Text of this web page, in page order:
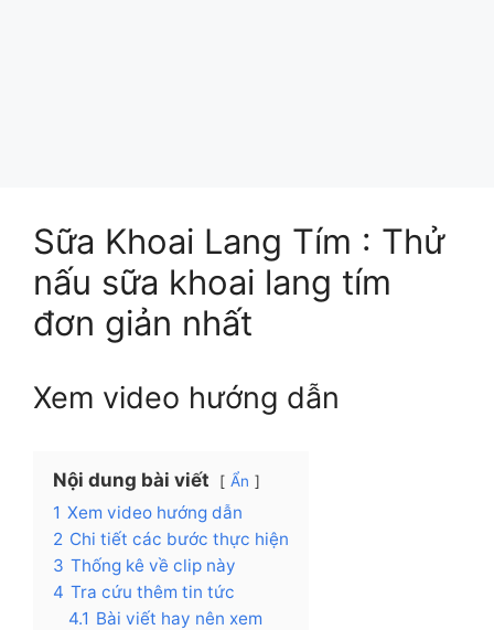
Sữa Khoai Lang Tím : Thử
nấu sữa khoai lang tím
đơn giản nhất
Xem video hướng dẫn
Nội dung bài viết Ẩn
1 Xem video hướng dẫn
2 Chi tiết các bước thực hiện
3 Thống kê về clip này
4 Tra cứu thêm tin tức
4.1 Bài viết hay nên xem